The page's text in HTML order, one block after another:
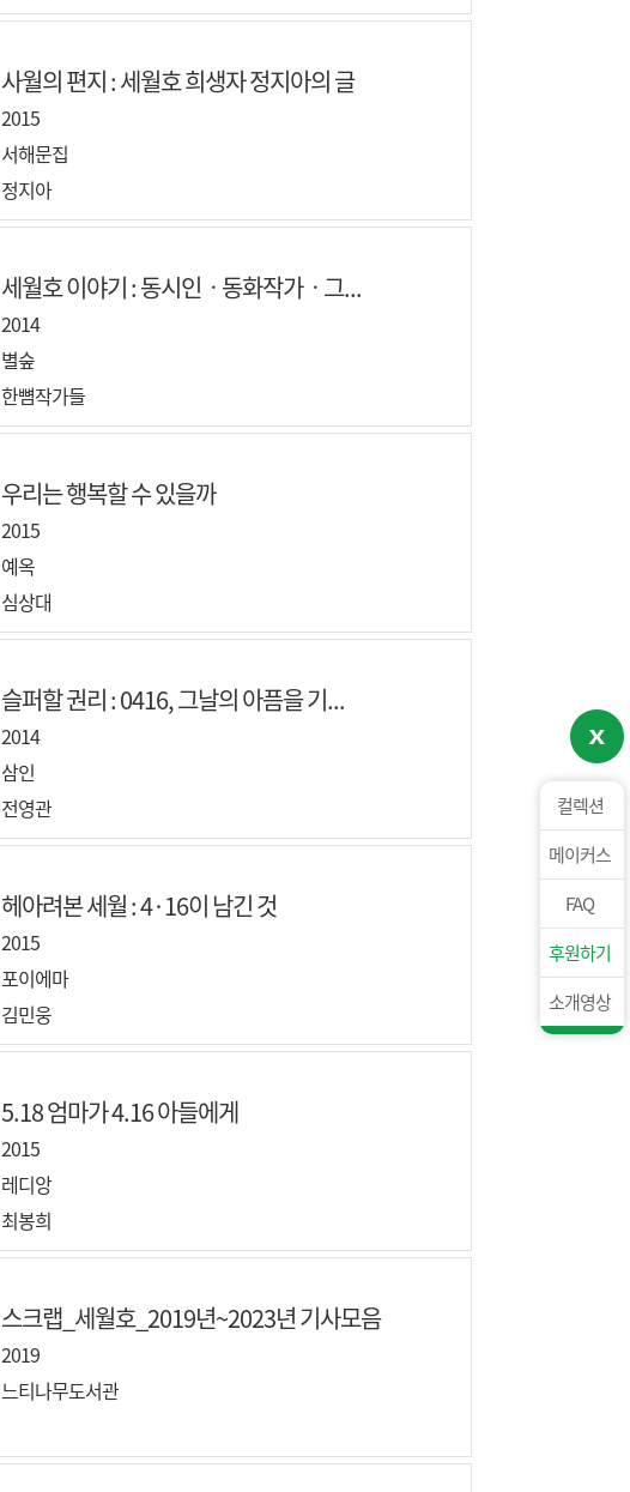
사월의 편지 : 세월호 희생자 정지아의 글
2015
서해문집
정지아
세월호 이야기 : 동시인ㆍ동화작가ㆍ그...
2014
별숲
한뼘작가들
우리는 행복할 수 있을까
2015
예옥
심상대
슬퍼할 권리 : 0416, 그날의 아픔을 기...
2014
삼인
전영관
헤아려본 세월 : 4·16이 남긴 것
2015
포이에마
김민웅
5.18 엄마가 4.16 아들에게
2015
레디앙
최봉희
스크랩_세월호_2019년~2023년 기사모음
2019
느티나무도서관
컬렉션
메이커스
FAQ
후원하기
소개영상